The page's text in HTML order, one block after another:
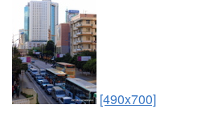
[490x700]